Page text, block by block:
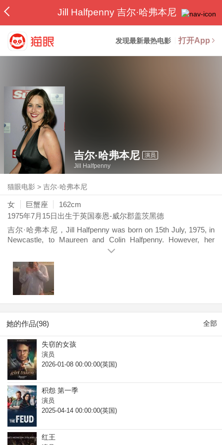
Jill Halfpenny 吉尔·哈弗本尼
发现最新最热电影 打开App
吉尔·哈弗本尼 演员
Jill Halfpenny
猫眼电影 >吉尔·哈弗本尼
女 巨蟹座
162cm
1975年7月15日 出生于英国泰恩-威尔郡盖茨黑德
吉尔·哈弗本尼，Jill Halfpenny was born on 15th July, 1975, in
Newcastle, to Maureen and Colin Halfpenny. However, her
father passed away when she was very young, and her mother
RC Comprehensive School, and trained at the Webber Douglas
Academy of Dramatic Art.
她的作品(98) 全部
失窃的女孩
演员
2026-01-08 00:00:00(英国)
积怨 第一季
演员
2025-04-14 00:00:00(英国)
红王